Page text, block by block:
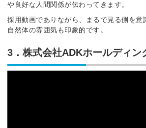
や良好な人間関係が伝わってきます。
採用動画でありながら、まるで見る側を意
自然体の雰囲気も印象的です。
3．株式会社ADKホールディン